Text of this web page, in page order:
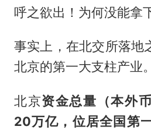
呼之欲出！为何没能拿
事实上，在北交所落地
北京的第一大支柱产业。
北京资金总量（本外
20万亿，位居全国第